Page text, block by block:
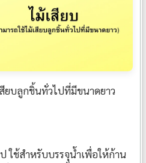
ยบลูกชิ้นทั่วไปที่มีขนาดยาว
ใช้สำหรับบรรจุน้ำเพื่อให้ก้าน